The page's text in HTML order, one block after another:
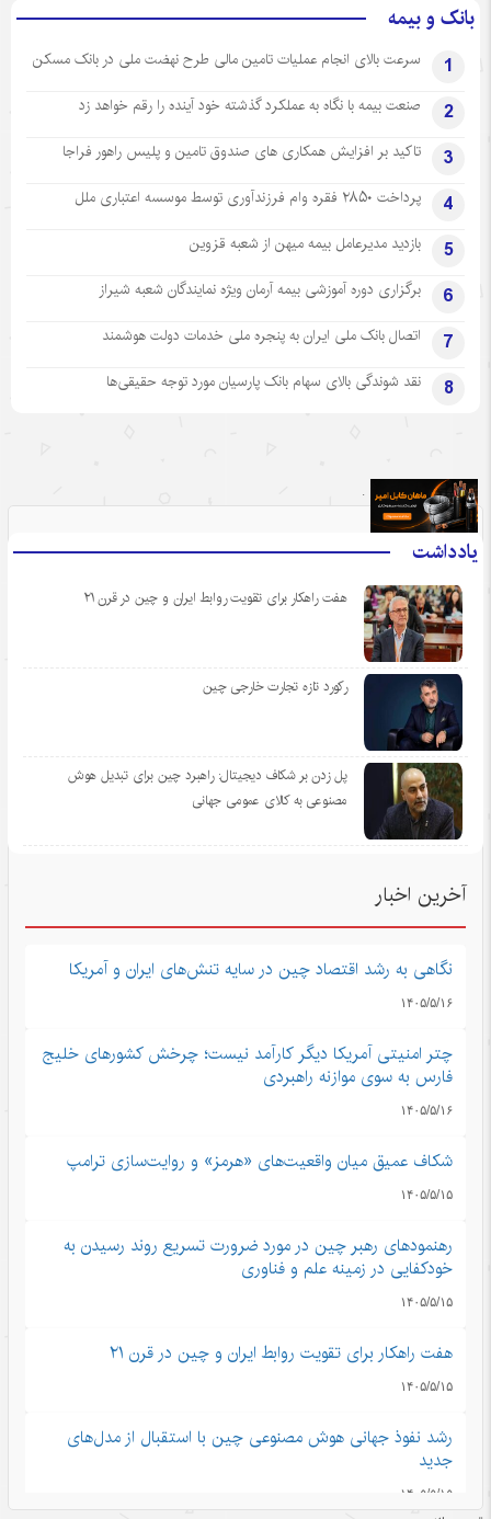
بانک و بیمه
1 سرعت بالای انجام عملیات تامین مالی طرح نهضت ملی در بانک مسکن
2 صنعت بیمه با نگاه به عملکرد گذشته خود آینده را رقم خواهد زد
3 تاکید بر افزایش همکاری های صندوق تامین و پلیس راهور فراجا
4 پرداخت ۲۸۵۰ فقره وام فرزندآوری توسط موسسه اعتباری ملل
5 بازدید مدیرعامل بیمه میهن از شعبه قزوین
6 برگزاری دوره آموزشی بیمه آرمان ویژه نمایندگان شعبه شیراز
7 اتصال بانک ملی ایران به پنجره ملی خدمات دولت هوشمند
8 نقد شوندگی بالای سهام بانک پارسیان مورد توجه حقیقی‌ها
یادداشت
هفت راهکار برای تقویت روابط ایران و چین در قرن ۲۱
رکورد تازه تجارت خارجی چین
پل زدن بر شکاف دیجیتال: راهبرد چین برای تبدیل هوش
مصنوعی به کالای عمومی جهانی
.
آخرین اخبار
نگاهی به رشد اقتصاد چین در سایه تنش‌های ایران و آمریکا
۱۴۰۵/۵/۱۶
چتر امنیتی آمریکا دیگر کارآمد نیست؛ چرخش کشورهای خلیج
فارس به سوی موازنه راهبردی
۱۴۰۵/۵/۱۶
شکاف عمیق میان واقعیت‌های «هرمز» و روایت‌سازی ترامپ
۱۴۰۵/۵/۱۵
رهنمودهای رهبر چین در مورد ضرورت تسریع روند رسیدن به
خودکفایی در زمینه علم و فناوری
۱۴۰۵/۵/۱۵
هفت راهکار برای تقویت روابط ایران و چین در قرن ۲۱
۱۴۰۵/۵/۱۵
رشد نفوذ جهانی هوش مصنوعی چین با استقبال از مدل‌های
جدید
۱۴۰۵/۵/۱۵